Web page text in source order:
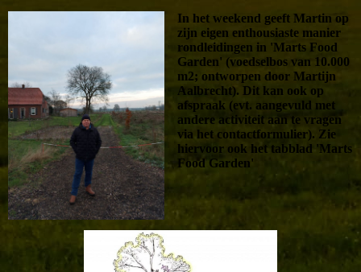
In het weekend geeft Martin op
zijn eigen enthousiaste manier
rondleidingen in 'Marts Food
Garden' (voedselbos van 10.000
m2; ontworpen door Martijn
Aalbrecht). Dit kan ook op
afspraak (evt. aangevuld met
andere activiteit aan te vragen
via het contactformulier). Zie
hiervoor ook het tabblad 'Marts
Food Garden'